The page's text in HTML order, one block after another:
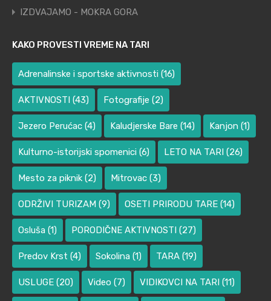
IZDVAJAMO - MOKRA GORA
KAKO PROVESTI VREME NA TARI
Adrenalinske i sportske aktivnosti (16)
AKTIVNOSTI (43) Fotografije (2)
Jezero Perućac (4) Kaludjerske Bare (14) Kanjon (1)
Kulturno-istorijski spomenici (6) LETO NA TARI (26)
Mesto za piknik (2) Mitrovac (3)
ODRŽIVI TURIZAM (9) OSETI PRIRODU TARE (14)
Osluša (1) PORODIČNE AKTIVNOSTI (27)
Predov Krst (4) Sokolina (1) TARA (19)
USLUGE (20) Video (7) VIDIKOVCI NA TARI (11)